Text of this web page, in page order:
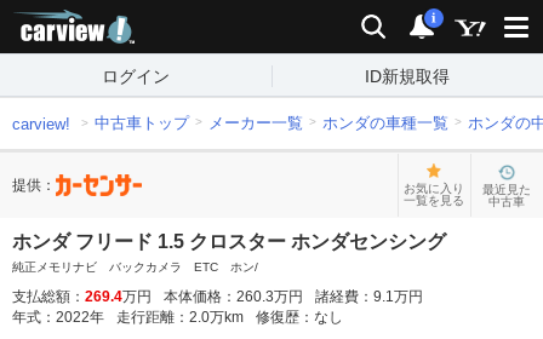
検索 通知
i
ログイン ID新規取得
carview! 中古車トップ メーカー一覧 ホンダの車種一覧 ホンダの
提供：
お気に入り
一覧を見る
最近見た
中古車
ホンダ フリード 1.5 クロスター ホンダセンシング
純正メモリナビ バックカメラ ETC ホン/
支払総額： 269.4万円 本体価格： 260.3万円 諸経費： 9.1万円
年式： 2022年 走行距離： 2.0万km 修復歴： なし